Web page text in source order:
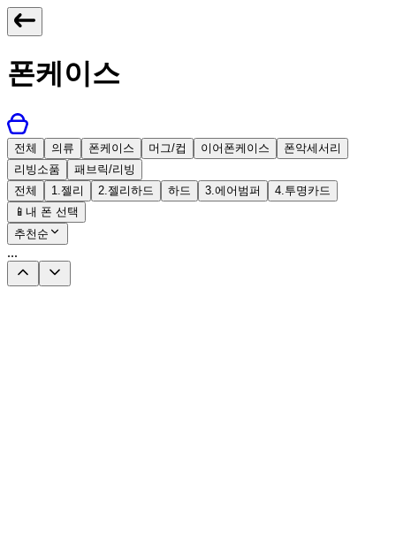
폰케이스
전체 의류 폰케이스 머그/컵 이어폰케이스
폰악세서리
리빙소품
패브릭/리빙
전체
1.젤리 2.젤리하드 하드 3.에어범퍼
4.투명카드
📱 내 폰 선택
추천순
...